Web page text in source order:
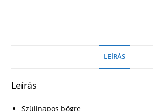
LEÍRÁS
Leírás
Szülinapos bögre